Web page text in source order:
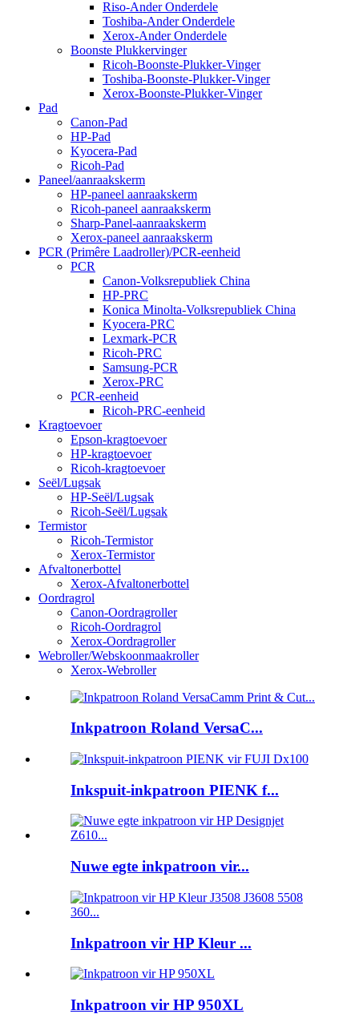
Riso-Ander Onderdele
Toshiba-Ander Onderdele
Xerox-Ander Onderdele
Boonste Plukkervinger
Ricoh-Boonste-Plukker-Vinger
Toshiba-Boonste-Plukker-Vinger
Xerox-Boonste-Plukker-Vinger
Pad
Canon-Pad
HP-Pad
Kyocera-Pad
Ricoh-Pad
Paneel/aanraakskerm
HP-paneel aanraakskerm
Ricoh-paneel aanraakskerm
Sharp-Panel-aanraakskerm
Xerox-paneel aanraakskerm
PCR (Primêre Laadroller)/PCR-eenheid
PCR
Canon-Volksrepubliek China
HP-PRC
Konica Minolta-Volksrepubliek China
Kyocera-PRC
Lexmark-PCR
Ricoh-PRC
Samsung-PCR
Xerox-PRC
PCR-eenheid
Ricoh-PRC-eenheid
Kragtoevoer
Epson-kragtoevoer
HP-kragtoevoer
Ricoh-kragtoevoer
Seël/Lugsak
HP-Seël/Lugsak
Ricoh-Seël/Lugsak
Termistor
Ricoh-Termistor
Xerox-Termistor
Afvaltonerbottel
Xerox-Afvaltonerbottel
Oordragrol
Canon-Oordragroller
Ricoh-Oordragrol
Xerox-Oordragroller
Webroller/Webskoonmaakroller
Xerox-Webroller
Inkpatroon Roland VersaC...
Inkspuit-inkpatroon PIENK f...
Nuwe egte inkpatroon vir...
Inkpatroon vir HP Kleur ...
Inkpatroon vir HP 950XL